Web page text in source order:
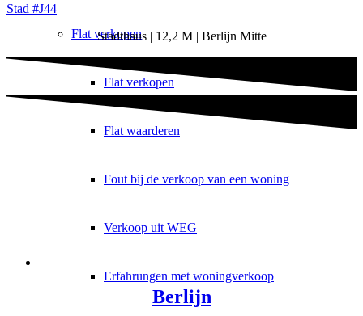
Flat verkopen
Flat verkopen
Flat waarderen
Fout bij de verkoop van een woning
Verkoop uit WEG
Erfahrungen met woningverkoop
Stad #J44
Stadthaus | 12,2 M | Berlijn Mitte
Berlijn